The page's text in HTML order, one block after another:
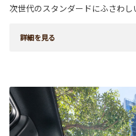
次世代のスタンダードにふさわし
詳細を見る